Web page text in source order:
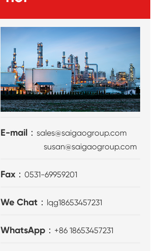
E-mail：sales@saigaogroup.com
susan@saigaogroup.com
Fax：0531-69959201
We Chat： lqg18653457231
WhatsApp： +86 18653457231